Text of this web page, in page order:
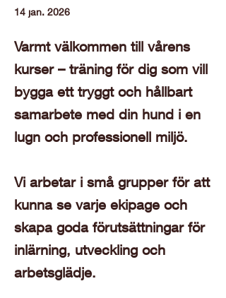
14 jan. 2026
Varmt välkommen till vårens
kurser – träning för dig som vill
bygga ett tryggt och hållbart
samarbete med din hund i en
lugn och professionell miljö.
Vi arbetar i små grupper för att
kunna se varje ekipage och
skapa goda förutsättningar för
inlärning, utveckling och
arbetsglädje.